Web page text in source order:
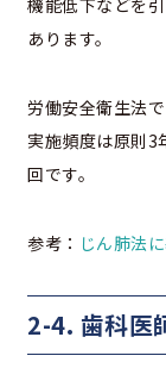
機能低下などを
あります。
労働安全衛生法
実施頻度は原則3
回です。
参考： じん肺法
2-4. 歯科医